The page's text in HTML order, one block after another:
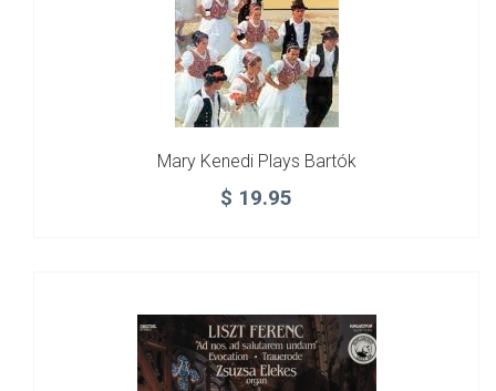
Mary Kenedi Plays Bartók
$ 19.95